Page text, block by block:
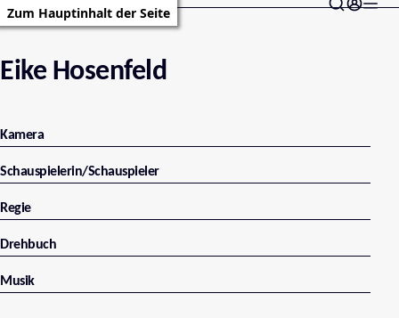
Zum Hauptinhalt der Seite
Eike Hosenfeld
Kamera
Schauspielerin/Schauspieler
Regie
Drehbuch
Musik